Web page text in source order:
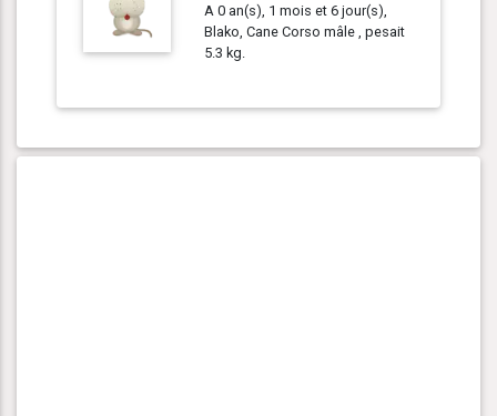
A 0 an(s), 1 mois et 6 jour(s),
Blako, Cane Corso mâle , pesait
5.3 kg.